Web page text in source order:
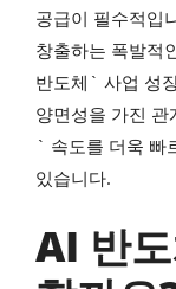
공급이 필수적
창출하는 폭발적
반도체` 사업 성
양면성을 가진
` 속도를 더욱 빠
있습니다.
AI 반